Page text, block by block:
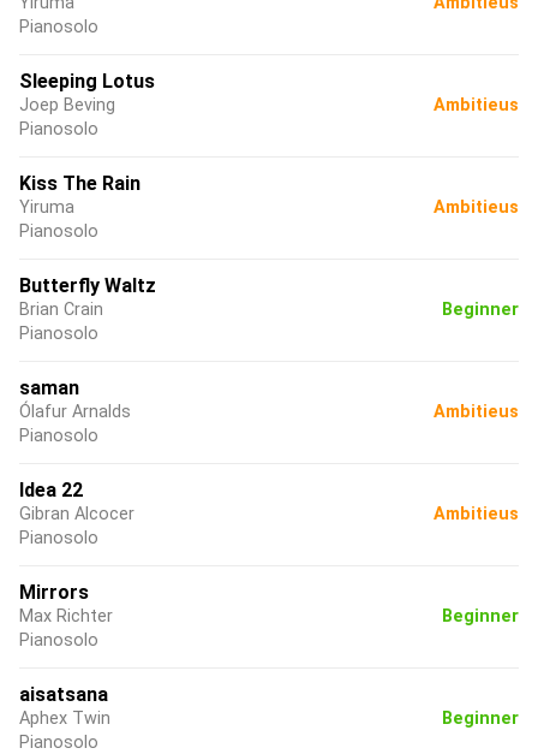
Pianosolo
Sleeping Lotus
Joep Beving
Pianosolo
Ambitieus
Kiss The Rain
Yiruma
Pianosolo
Ambitieus
Butterfly Waltz
Brian Crain
Pianosolo
Beginner
saman
Ólafur Arnalds
Pianosolo
Ambitieus
Idea 22
Gibran Alcocer
Pianosolo
Ambitieus
Mirrors
Max Richter
Pianosolo
Beginner
aisatsana
Aphex Twin
Pianosolo
Beginner